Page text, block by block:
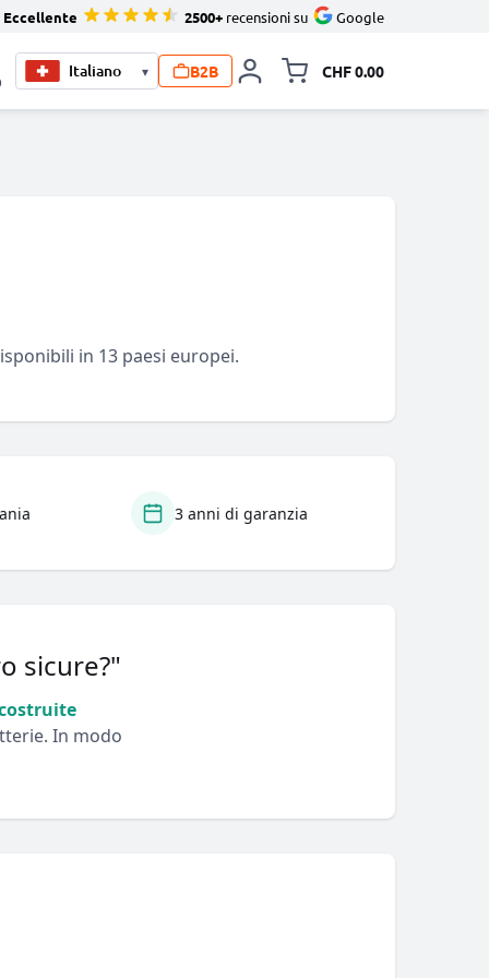
Eccellente 2500+ recensioni su Google
▾ B2B CHF 0.00
in 13 paesi europei.
3 anni di garanzia
sicure?"
In modo